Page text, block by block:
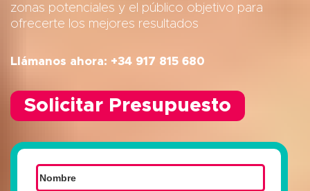
zonas potenciales y el público objetivo para
ofrecerte los mejores resultados
Llámanos ahora: +34 917 815 680
Solicitar Presupuesto